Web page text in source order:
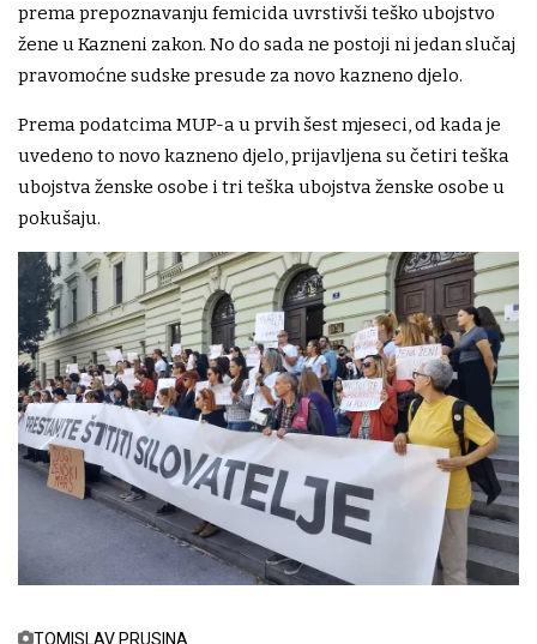
prema prepoznavanju femicida uvrstivši teško ubojstvo
žene u Kazneni zakon. No do sada ne postoji ni jedan slučaj
pravomoćne sudske presude za novo kazneno djelo.
Prema podatcima MUP-a u prvih šest mjeseci, od kada je
uvedeno to novo kazneno djelo, prijavljena su četiri teška
ubojstva ženske osobe i tri teška ubojstva ženske osobe u
pokušaju.
TOMISLAV PRUSINA